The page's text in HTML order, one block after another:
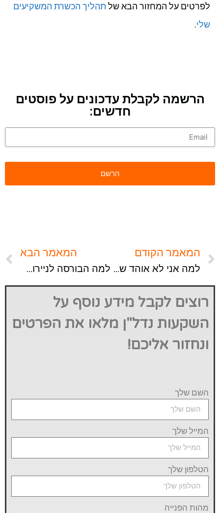
לפרטים על המחזור הבא של תהליך הכשרת המשקיעים
שלי.
הרשמה לקבלת עדכונים על פוסטים
חדשים:
המאמר הקודם
למה אני לא אוהד של 'חופש כלכלי' ומדוע אני חסיד של 'אוטונומיה'?
המאמר הבא
למה הבורסה לניירות ערך מעדיפה אתכם טיפשים? ולמה כעת זה הזמן ללמוד?!
רוצים לקבל מידע נוסף על
השקעות נדל"ן מלאו את הפרטים
ונחזור אליכם!
השם שלך
המייל שלך
הטלפון שלך
מהות הפנייה